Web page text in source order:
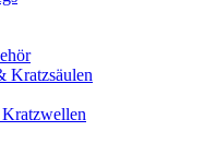
Kratzsäulen